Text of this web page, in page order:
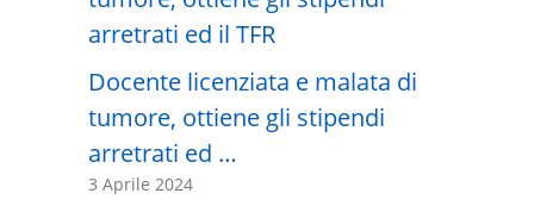
Docente licenziata e malata di
tumore, ottiene gli stipendi
arretrati ed …
3 Aprile 2024